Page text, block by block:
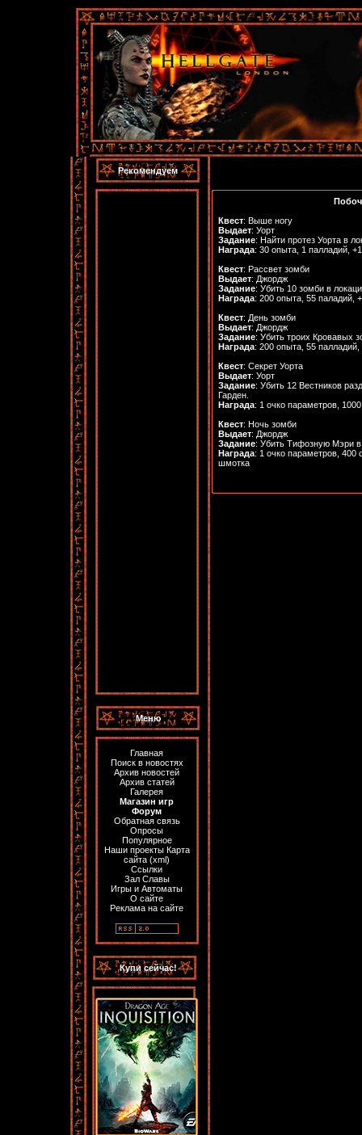
Рекомендуем
Меню
Главная
Поиск в новостях
Архив новостей
Архив статей
Галерея
Магазин игр
Форум
Обратная связь
Опросы
Популярное
Наши проекты Карта
сайта (xml)
Ссылки
Зал Славы
Игры и Автоматы
О сайте
Реклама на сайте
Купи сейчас!
Квест: Выше ногу
Выдает: Уорт
Задание: Найти протез Уорта в
Награда: 30 опыта, 1 палладий,
Квест: Рассвет зомби
Выдает: Джордж
Задание: Убить 10 зомби в
Награда: 200 опыта, 55 паладий,
Квест: День зомби
Выдает: Джордж
Задание: Убить троих Кровавых
Награда: 200 опыта, 55
Квест: Секрет Уорта
Выдает: Уорт
Задание: Убить 12 Вестников
Гарден.
Награда: 1 очко параметров,
Квест: Ночь зомби
Выдает: Джордж
Задание: Убить Тифозную Мэри в
Награда: 1 очко параметров, 400
шмотка